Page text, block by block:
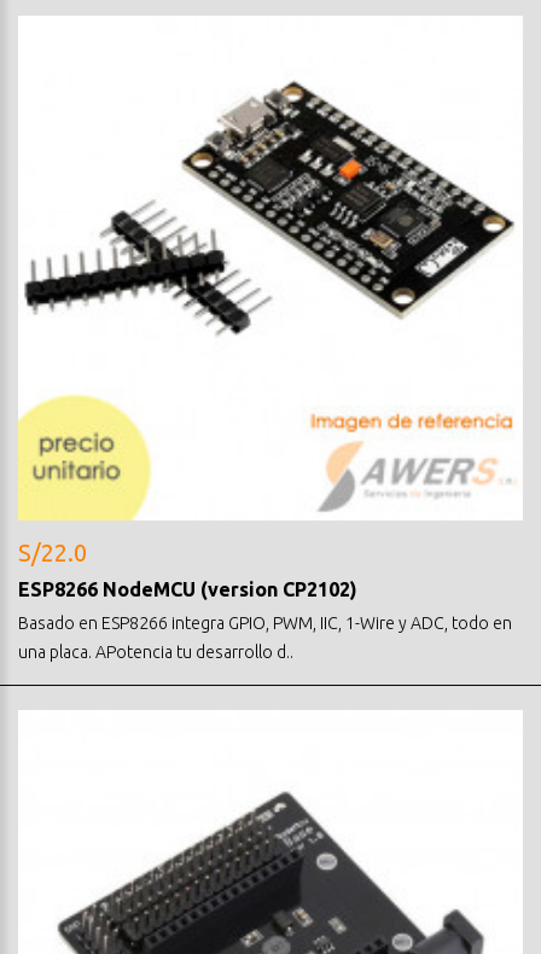
S/22.0
ESP8266 NodeMCU (version CP2102)
Basado en ESP8266 integra GPIO, PWM, IIC, 1-Wire y ADC, todo en
una placa. APotencia tu desarrollo d..